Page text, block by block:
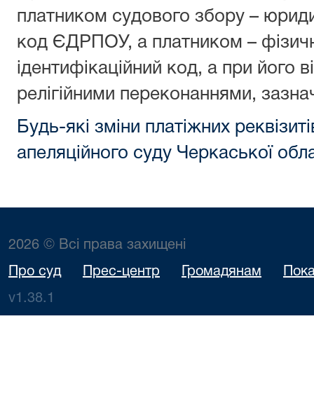
платником судового збору –
код ЄДРПОУ, а платником –
ідентифікаційний код, а при його
релігійними переконаннями,
Будь-які зміни платіжних
апеляційного суду Черкаської
2026 © Всі права захищені
Про суд Прес-центр Громадянам
v1.38.1